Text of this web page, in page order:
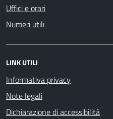
Uffici e orari
Numeri utili
LINK UTILI
Informativa privacy
Note legali
Dichiarazione di accessibilità